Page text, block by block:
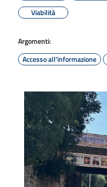
Viabilità
Argomenti:
Accesso all'informazione